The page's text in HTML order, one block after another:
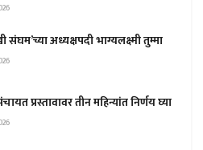
संघम’च्या अध्यक्षपदी भाग्यलक्ष्मी तुम्मा
प्रस्तावावर तीन महिन्यांत निर्णय घ्या